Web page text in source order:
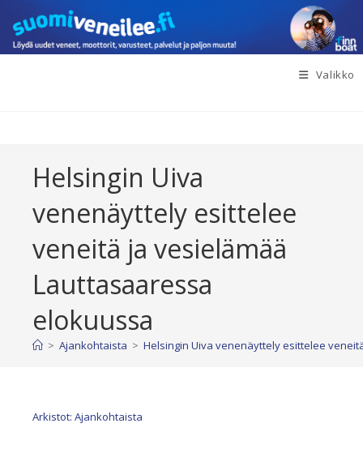
suoraan
sisältöön
Valikko
Helsingin Uiva
venenäyttely esittelee
veneitä ja vesielämää
Lauttasaaressa
elokuussa
> Ajankohtaista > Helsingin Uiva venenäyttely esittelee
Arkistot: Ajankohtaista